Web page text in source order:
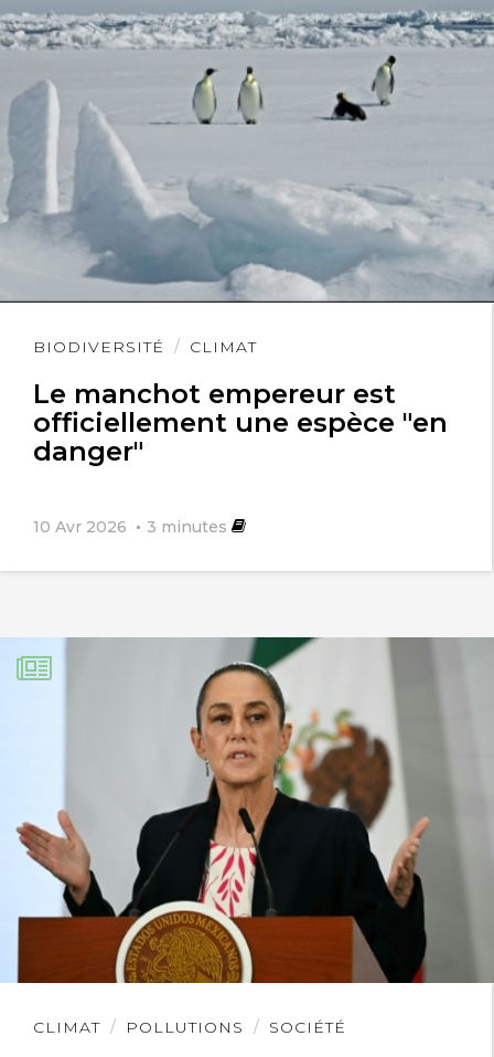
BIODIVERSITÉ CLIMAT
Le manchot empereur est
officiellement une espèce "en
danger"
10 Avr 2026 3 minutes
Lire
CLIMAT POLLUTIONS SOCIÉTÉ
Lire